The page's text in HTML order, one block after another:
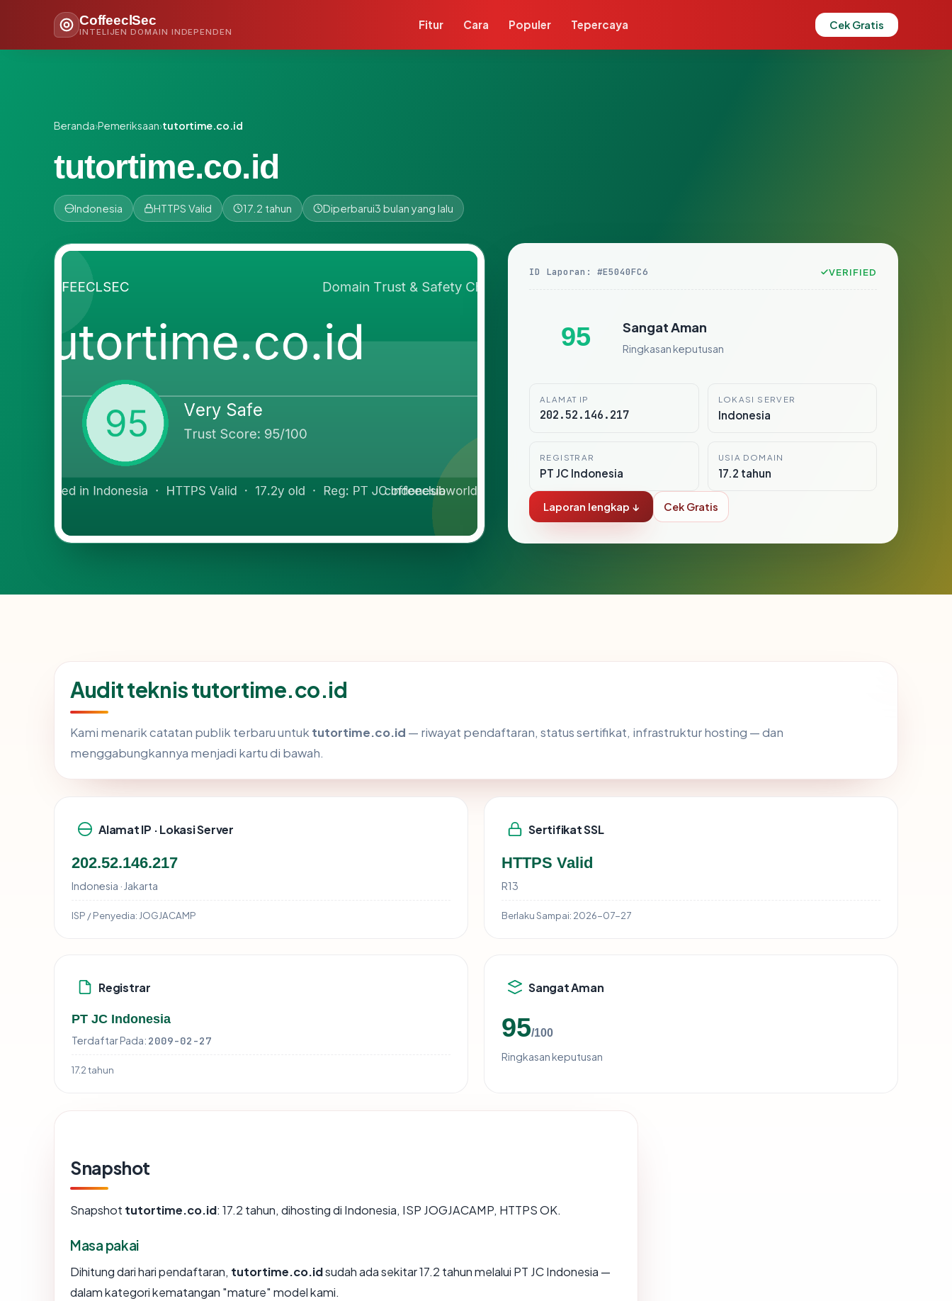
CoffeeclSec
INTELIJEN DOMAIN INDEPENDEN
Fitur Cara Populer Tepercaya Cek Gratis
Beranda›Pemeriksaan›tutortime.co.id
tutortime.co.id
Indonesia HTTPS Valid 17.2 tahun Diperbarui3 bulan yang lalu
ID Laporan: #E5040FC6 VERIFIED
95 Sangat Aman
Ringkasan keputusan
ALAMAT IP
202.52.146.217
LOKASI SERVER
Indonesia
REGISTRAR
PT JC Indonesia
USIA DOMAIN
17.2 tahun
Laporan lengkap ↓ Cek Gratis
Audit teknis tutortime.co.id
Kami menarik catatan publik terbaru untuk tutortime.co.id — riwayat pendaftaran, status sertifikat, infrastruktur hosting — dan
menggabungkannya menjadi kartu di bawah.
Alamat IP · Lokasi Server
202.52.146.217
Indonesia · Jakarta
ISP / Penyedia: JOGJACAMP
Sertifikat SSL
HTTPS Valid
R13
Berlaku Sampai: 2026-07-27
Registrar
PT JC Indonesia
Terdaftar Pada: 2009-02-27
17.2 tahun
Sangat Aman
95/100
Ringkasan keputusan
Snapshot
Snapshot tutortime.co.id: 17.2 tahun, dihosting di Indonesia, ISP JOGJACAMP, HTTPS OK.
Masa pakai
Dihitung dari hari pendaftaran, tutortime.co.idsudah ada sekitar 17.2 tahun melalui PT JC Indonesia —
dalam kategori kematangan "mature" model kami.